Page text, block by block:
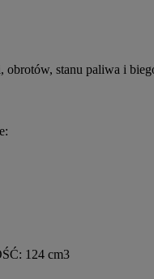
obrotów, stanu paliwa i
124 cm3